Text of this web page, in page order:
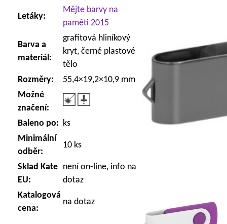
Letáky:
Mějte barvy na
paměti 2015
Barva a
materiál:
grafitová hliníkový
kryt, černé plastové
tělo
Rozměry:
55,4×19,2×10,9 mm
Možné
značení:
Baleno po: ks
Minimální
odběr:
10 ks
Sklad Kate
EU:
není on-line, info na
dotaz
Katalogová
cena:
na dotaz